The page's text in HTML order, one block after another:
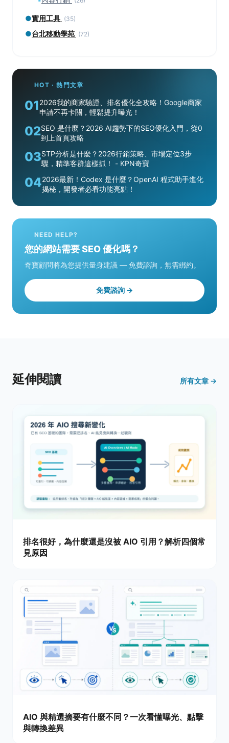
●實用工具 (35)
●台北移動學苑 (72)
HOT · 熱門文章
012026我的商家驗證、排名優化全攻略！Google商家
申請不再卡關，輕鬆提升曝光！
02SEO 是什麼？2026 AI趨勢下的SEO優化入門，從0
到上首頁攻略
03STP分析是什麼？2026行銷策略、市場定位3步
驟，精準客群這樣抓！ - KPN奇寶
042026最新！Codex 是什麼？OpenAI 程式助手進化
揭秘，開發者必看功能亮點！
NEED HELP?
您的網站需要 SEO 優化嗎？
奇寶顧問將為您提供量身建議 — 免費諮詢，無需綁約。
免費諮詢 →
延伸閱讀 所有文章 →
排名很好，為什麼還是沒被 AIO 引用？解析四個常
見原因
AIO 與精選摘要有什麼不同？一次看懂曝光、點擊
與轉換差異